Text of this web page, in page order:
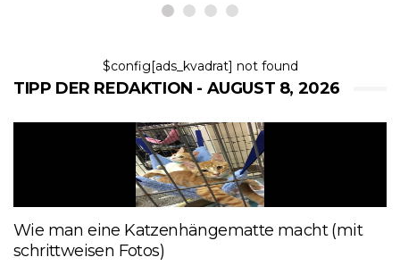
$config[ads_kvadrat] not found
TIPP DER REDAKTION - AUGUST 8, 2026
Wie man eine Katzenhängematte macht (mit
schrittweisen Fotos)